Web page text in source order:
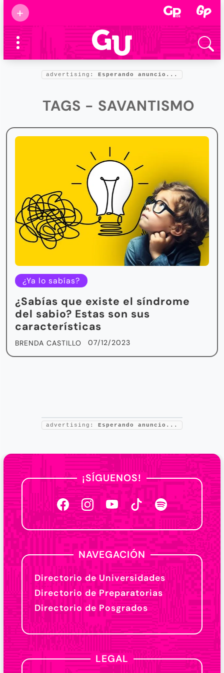
+
Supermamás
2025
Marcas de
confianza
Foro salud
advertising: Esperando anuncio...
TAGS - SAVANTISMO
¿Ya lo sabías?
¿Sabías que existe el síndrome
del sabio? Estas son sus
características
BRENDA CASTILLO 07/12/2023
advertising: Esperando anuncio...
¡SÍGUENOS!
NAVEGACIÓN
Directorio de Universidades
Directorio de Preparatorias
Directorio de Posgrados
LEGAL